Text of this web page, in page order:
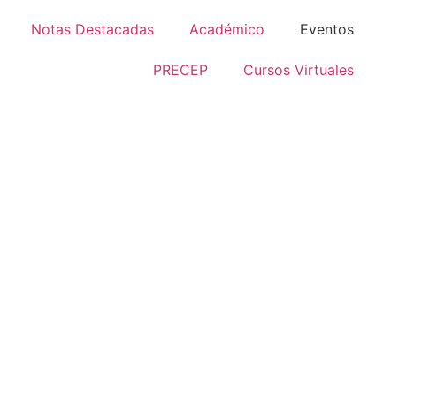
Notas Destacadas Académico Eventos
PRECEP Cursos Virtuales